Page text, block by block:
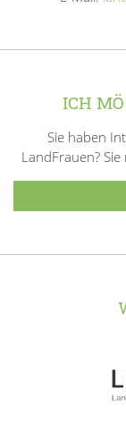
ICH
Sie haben
LandFrauen?